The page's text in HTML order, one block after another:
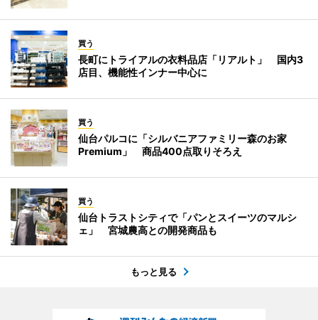
買う
長町にトライアルの衣料品店「リアルト」 国内3
店目、機能性インナー中心に
買う
仙台パルコに「シルバニアファミリー森のお家
Premium」 商品400点取りそろえ
買う
仙台トラストシティで「パンとスイーツのマルシ
ェ」 宮城農高との開発商品も
もっと見る